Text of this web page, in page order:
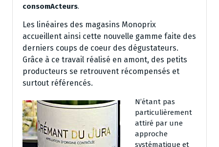
consomActeurs.
Les linéaires des magasins Monoprix
accueillent ainsi cette nouvelle gamme faite des
derniers coups de coeur des dégustateurs.
Grâce à ce travail réalisé en amont, des petits
producteurs se retrouvent récompensés et
surtout référencés.
N’étant pas
particulièrement
attiré par une
approche
systématique et